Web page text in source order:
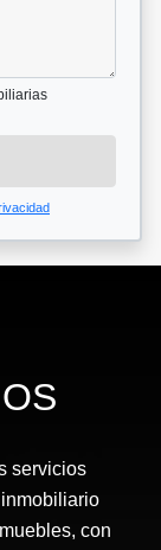
servicios
con